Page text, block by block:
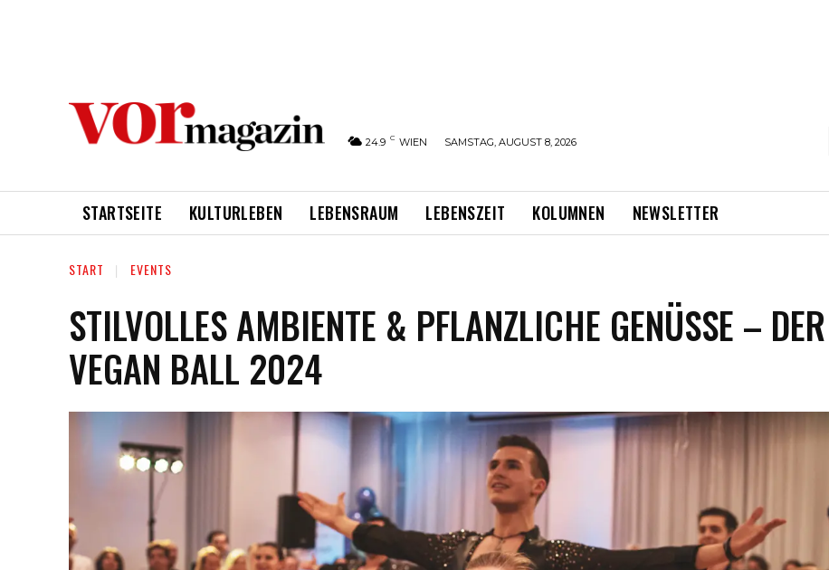
24.9 C WIEN SAMSTAG, AUGUST 8, 2026
STARTSEITE KULTURLEBEN LEBENSRAUM LEBENSZEIT KOLUMNEN NEWSLETTER
START EVENTS
STILVOLLES AMBIENTE & PFLANZLICHE GENÜSSE – DER
VEGAN BALL 2024